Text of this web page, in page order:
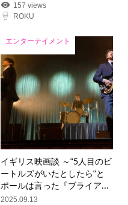
157 views
ROKU
エンターテイメント
イギリス映画談 ～”5人目のビ
ートルズがいたとしたら”と
ポールは言った『ブライア...
2025.09.13